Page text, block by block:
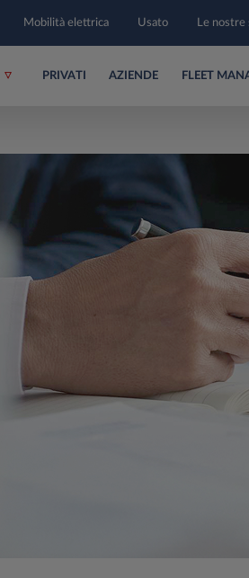
Mobilità elettrica Usato Le nostre
PRIVATI AZIENDE FLEET